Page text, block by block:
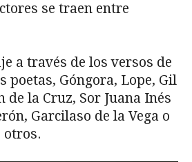
se traen entre
a través de los versos de
poetas, Góngora, Lope, Gil
de la Cruz, Sor Juana Inés
Garcilaso de la Vega o
otros.